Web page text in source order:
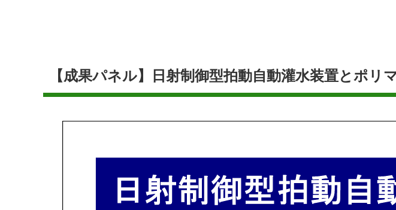
【成果パネル】日射制御型拍動自動灌水装置とポ